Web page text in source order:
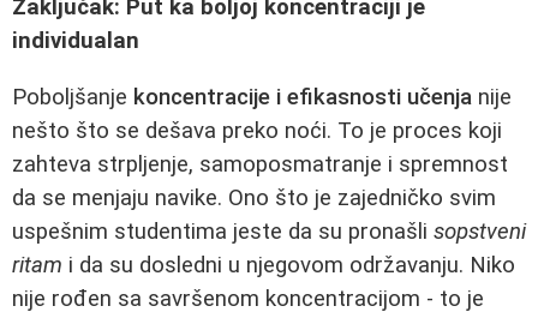
Zaključak: Put ka boljoj koncentraciji je
individualan
Poboljšanje koncentracije i efikasnosti učenja nije
nešto što se dešava preko noći. To je proces koji
zahteva strpljenje, samoposmatranje i spremnost
da se menjaju navike. Ono što je zajedničko svim
uspešnim studentima jeste da su pronašli sopstveni
ritam i da su dosledni u njegovom održavanju. Niko
nije rođen sa savršenom koncentracijom - to je